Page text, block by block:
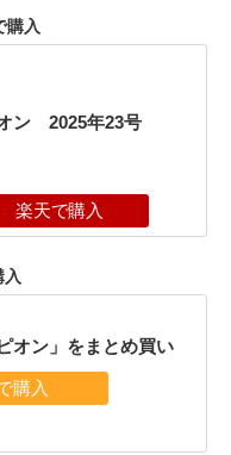
購入
ン 2025年23号
楽天で購入
オン」をまとめ買い